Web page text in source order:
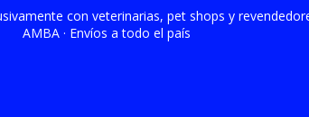
con veterinarias, pet shops y
AMBA · Envíos a todo el país